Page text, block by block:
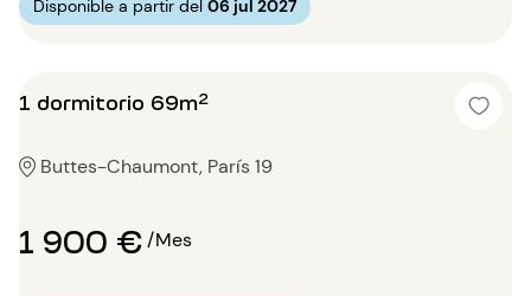
Disponible a partir del 06 jul 2027
1 dormitorio 69m²
Buttes-Chaumont, París 19
1 900 €/Mes